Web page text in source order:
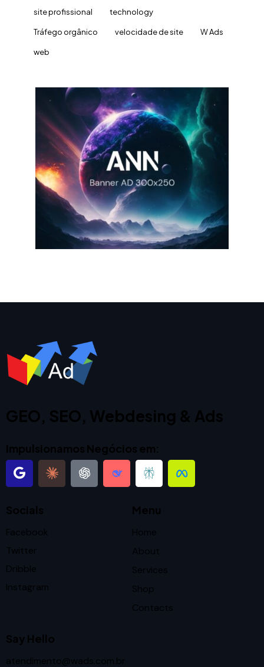
site profissional technology
Tráfego orgânico velocidade de site W Ads
web
GEO, SEO, Webdesing & Ads
Impulsionamos Negócios em:
Socials
Facebook
Twitter
Dribble
Instagram
Menu
Home
About
Services
Shop
Contacts
Say Hello
atendimento@wads.com.br